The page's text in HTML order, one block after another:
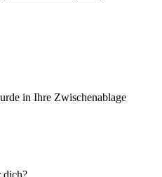
in Ihre Zwischenablage
dich?